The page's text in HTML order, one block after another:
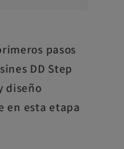
pasos
DD Step
diseño
en esta etapa